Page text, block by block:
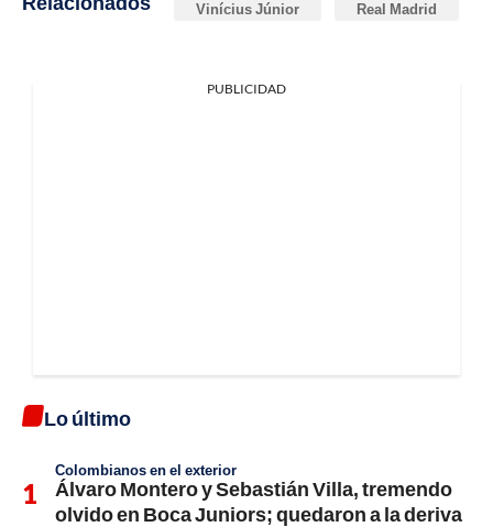
Vinícius Júnior Real Madrid
PUBLICIDAD
Lo último
Colombianos en el exterior
Álvaro Montero y Sebastián Villa, tremendo
olvido en Boca Juniors; quedaron a la deriva